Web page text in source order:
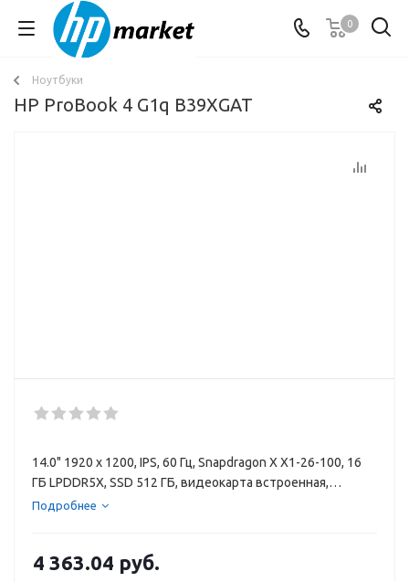
0
Ноутбуки
HP ProBook 4 G1q B39XGAT
14.0" 1920 x 1200, IPS, 60 Гц, Snapdragon X X1-26-100, 16
ГБ LPDDR5X, SSD 512 ГБ, видеокарта встроенная,
Windows 11 Pro, цвет крышки серебристый, аккумулятор
Подробнее
4 363.04 руб.